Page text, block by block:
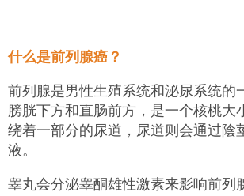
什么是前列腺癌？
前列腺是男性生殖系统和泌尿系统的
膀胱下方和直肠前方，是一个核桃大
绕着一部分的尿道，尿道则会通过陰
液。
睾丸会分泌睾酮雄性激素来影响前列